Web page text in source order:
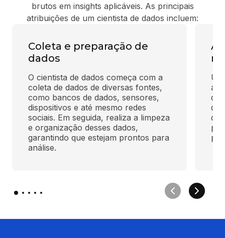
brutos em insights aplicáveis. As principais
atribuições de um cientista de dados incluem:
Coleta e preparação de
dados
O cientista de dados começa com a
coleta de dados de diversas fontes,
como bancos de dados, sensores,
dispositivos e até mesmo redes
sociais. Em seguida, realiza a limpeza
e organização desses dados,
garantindo que estejam prontos para
análise.
de
de